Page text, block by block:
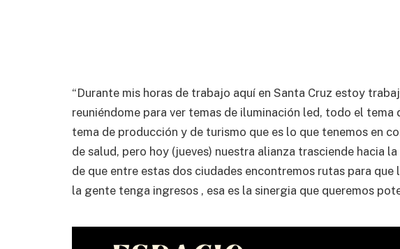
“Durante mis horas de trabajo aquí en Santa Cruz estoy
reuniéndome para ver temas de iluminación led, todo el tema
tema de producción y de turismo que es lo que tenemos en
de salud, pero hoy (jueves) nuestra alianza trasciende hacia
de que entre estas dos ciudades encontremos rutas para
la gente tenga ingresos , esa es la sinergia que queremos